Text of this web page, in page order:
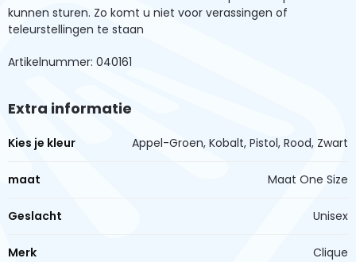
kunnen sturen. Zo komt u niet voor verassingen of
teleurstellingen te staan
Artikelnummer: 040161
Extra informatie
Kies je kleur Appel-Groen, Kobalt, Pistol, Rood, Zwart
maat Maat One Size
Geslacht Unisex
Merk Clique